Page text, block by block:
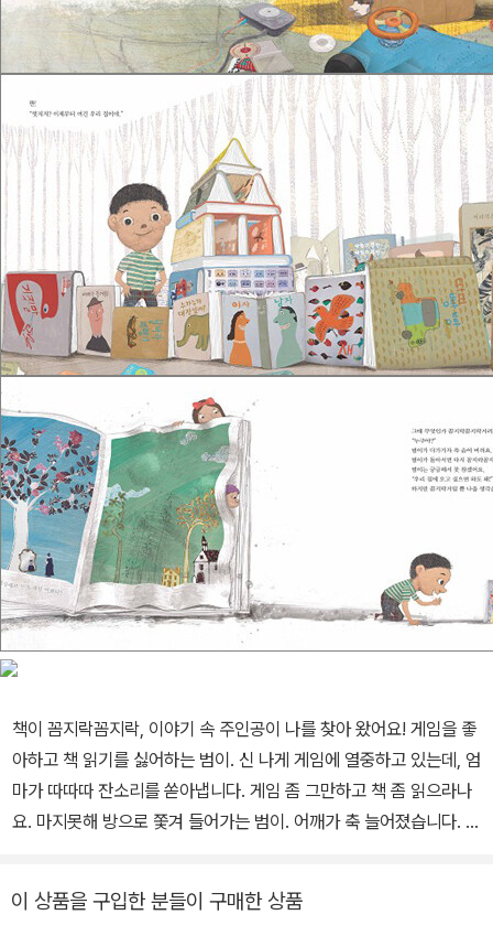
책이 꼼지락꼼지락, 이야기 속 주인공이 나를 찾아 왔어요! 게임을 좋
아하고 책 읽기를 싫어하는 범이. 신 나게 게임에 열중하고 있는데, 엄
마가 따따따 잔소리를 쏟아냅니다. 게임 좀 그만하고 책 좀 읽으라나
요. 마지못해 방으로 쫓겨 들어가는 범이. 어깨가 축 늘어졌습니다. 이
에 재밌는 생각이 난 범이. 온갖 책을 가져다가 담을 쌓고 지붕을 올려
이 상품을 구입한 분들이 구매한 상품